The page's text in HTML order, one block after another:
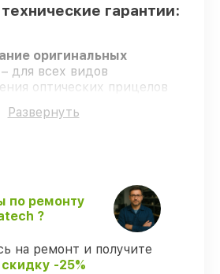
гарантии:
оригинальных
– для всех видов
оптических прицелов
завершение
без задержек.
– восстановление с
сопровождением.
Развернуть
по ремонту
?
на ремонт и получите
скидку -25%